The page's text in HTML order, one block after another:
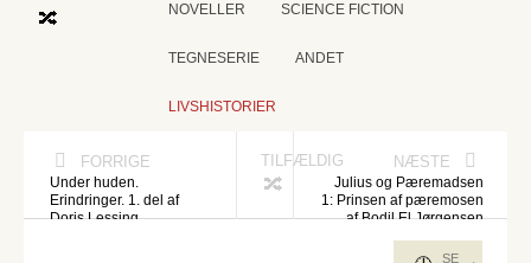
NOVELLER SCIENCE FICTION
TEGNESERIE ANDET
LIVSHISTORIER
FORRIGE
Under huden.
Erindringer. 1. del af
Doris Lessing
TILFÆLDIG NÆSTE
Julius og Pæremadsen
1: Prinsen af pæremosen
af Bodil El Jørgensen
SE